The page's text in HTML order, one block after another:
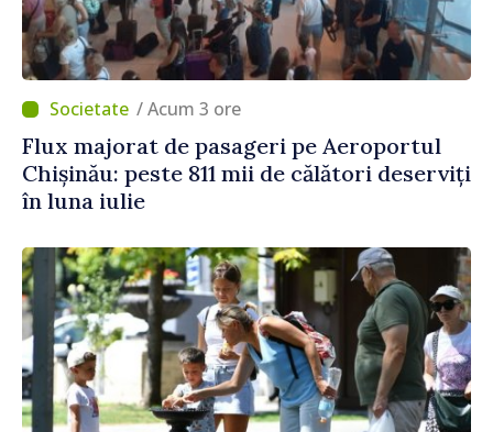
/ Acum 3 ore
Flux majorat de pasageri pe Aeroportul
Chișinău: peste 811 mii de călători deserviți
în luna iulie